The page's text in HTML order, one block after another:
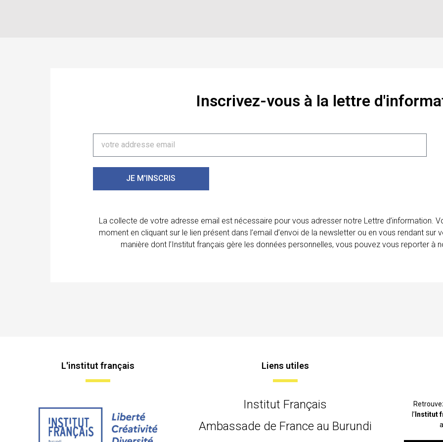
Inscrivez-vous à la lettre
JE M'INSCRIS
La collecte de votre adresse email est nécessaire pour vous adresser notre Lettre d’information.
moment en cliquant sur le lien présent dans l’email d’envoi de la newsletter ou en vous rendant
manière dont l’Institut français gère les données personnelles, vous pouvez vous reporter à
L'institut français Liens utiles
Institut Français
Ambassade de France au Burundi
l’ Institut